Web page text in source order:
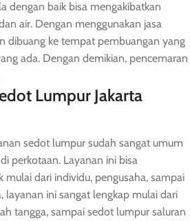
dengan baik bisa mengakibatkan
air. Dengan menggunakan jasa
dibuang ke tempat pembuangan yang
ada. Dengan demikian, pencemaran
Lumpur Jakarta
sedot lumpur sudah sangat umum
perkotaan. Layanan ini bisa
mulai dari individu, pengusaha, sampai
layanan ini sangat lengkap mulai dari
tangga, sampai sedot lumpur saluran